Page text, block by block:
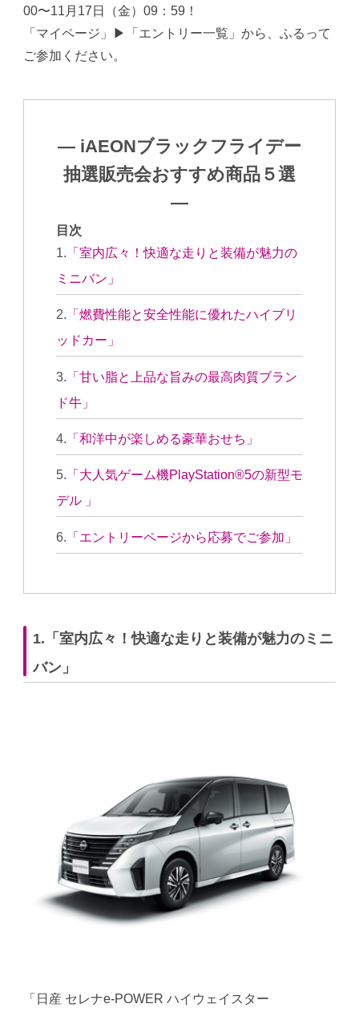
00〜11月17日（金）09：59！
「マイページ」▶︎「エントリー一覧」から、ふるって
ご参加ください。
― iAEONブラックフライデー
抽選販売会おすすめ商品５選
―
目次
「室内広々！快適な走りと装備が魅力の
ミニバン」
「燃費性能と安全性能に優れたハイブリ
ッドカー」
「甘い脂と上品な旨みの最高肉質ブラン
ド牛」
「和洋中が楽しめる豪華おせち」
「大人気ゲーム機PlayStation®5の新型モ
デル 」
「エントリーページから応募でご参加」
1.「室内広々！快適な走りと装備が魅力のミニ
バン」
「日産 セレナe-POWER ハイウェイスター